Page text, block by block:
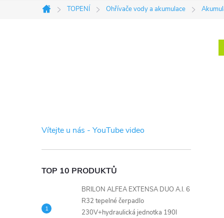
Domů
TOPENÍ Ohřívače vody a akumulace
t
r
a
n
Vítejte u nás - YouTube video
TOP 10 PRODUKTŮ
BRILON ALFEA EXTENSA DUO A.I. 6
R32 tepelné čerpadlo
230V+hydraulická jednotka 190l